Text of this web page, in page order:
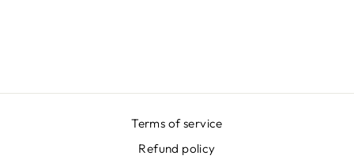
Terms of service
Refund policy